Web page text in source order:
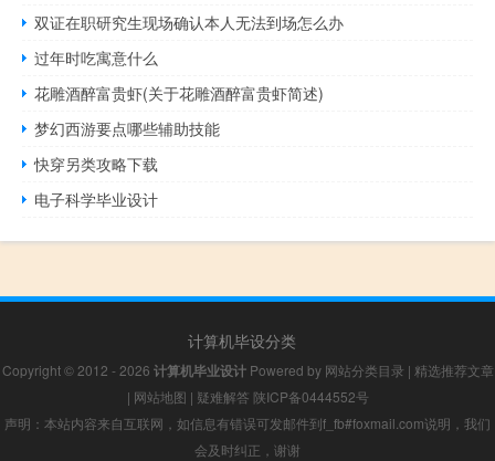
双证在职研究生现场确认本人无法到场怎么办
过年时吃寓意什么
花雕酒醉富贵虾(关于花雕酒醉富贵虾简述)
梦幻西游要点哪些辅助技能
快穿另类攻略下载
电子科学毕业设计
计算机毕设分类
Copyright © 2012 - 2026 计算机毕业设计Powered by 网站分类目录 | 精选推荐文章
| 网站地图 | 疑难解答 陕ICP备0444552号
声明：本站内容来自互联网，如信息有错误可发邮件到f_fb#foxmail.com说明，我们
会及时纠正，谢谢